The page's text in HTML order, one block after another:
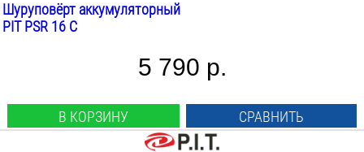
Цепные пилы
универсальные
Шуруповёрт аккумуляторный
PIT PSR 16 C
5 790 р.
В КОРЗИНУ СРАВНИТЬ